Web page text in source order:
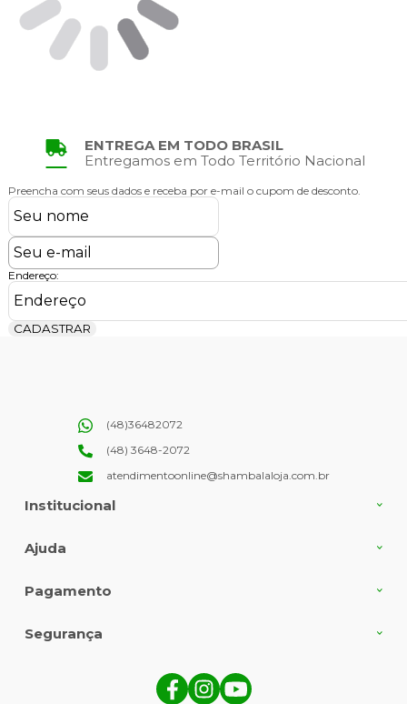
ENTREGA EM TODO BRASIL
Entregamos em Todo Território Nacional
Preencha com seus dados e receba por e-mail o cupom de desconto.
Endereço:
CADASTRAR
Institucional
Ajuda
(48)36482072
(48) 3648-2072
atendimentoonline@shambalaloja.com.br
Pagamento
Segurança